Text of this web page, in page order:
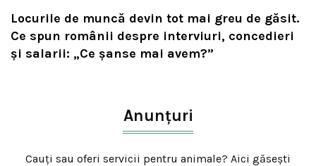
Locurile de muncă devin tot mai greu de găsit.
Ce spun românii despre interviuri, concedieri
și salarii: „Ce șanse mai avem?”
Anunțuri
Cauți sau oferi servicii pentru animale? Aici găsești